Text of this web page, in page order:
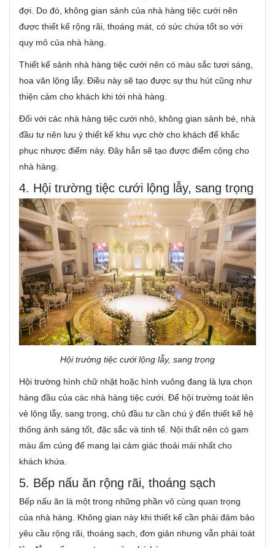
đợi. Do đó, không gian sảnh của nhà hàng tiệc cưới nên
được thiết kế rộng rãi, thoáng mát, có sức chứa tốt so với
quy mô của nhà hàng.
Thiết kế sảnh nhà hàng tiệc cưới nên có màu sắc tươi sáng,
hoa văn lộng lẫy. Điều này sẽ tạo được sự thu hút cũng như
thiện cảm cho khách khi tới nhà hàng.
Đối với các nhà hàng tiệc cưới nhỏ, không gian sảnh bé, nhà
đầu tư nên lưu ý thiết kế khu vực chờ cho khách để khắc
phục nhược điểm này. Đây hẳn sẽ tạo được điểm cộng cho
nhà hàng.
4. Hội trường tiệc cưới lộng lẫy, sang trọng
Hội trường tiệc cưới lộng lẫy, sang trọng
Hội trường hình chữ nhật hoặc hình vuông đang là lựa chọn
hàng đầu của các nhà hàng tiệc cưới. Để hội trường toát lên
vẻ lộng lẫy, sang trọng, chủ đầu tư cần chú ý đến thiết kế hệ
thống ánh sáng tốt, đặc sắc và tinh tế. Nội thất nên có gam
màu ấm cúng để mang lại cảm giác thoải mái nhất cho
khách khứa.
5. Bếp nấu ăn rộng rãi, thoáng sạch
Bếp nấu ăn là một trong những phần vô cùng quan trọng
của nhà hàng. Không gian này khi thiết kế cần phải đảm bảo
yêu cầu rộng rãi, thoáng sạch, đơn giản nhưng vẫn phải toát